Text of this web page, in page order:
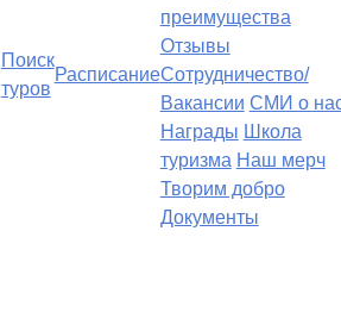
Поиск
туров
Расписание
преимущества
Отзывы
Сотрудничество/
Вакансии СМИ о
Награды Школа
туризма Наш мерч
Творим добро
Документы